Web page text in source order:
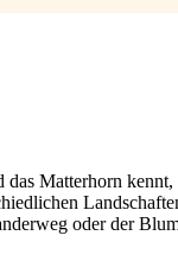
Matterhorn
oder der